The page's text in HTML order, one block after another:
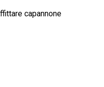
capannone